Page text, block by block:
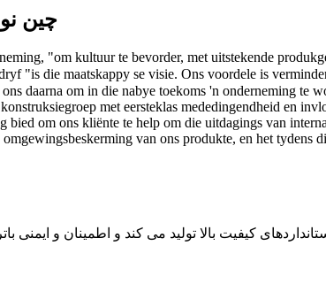
چین نور فیبر نوری ۲۴
"om kultuur te bevorder, met uitstekende
"is die maatskappy se visie. Ons voordele is
met eersteklas mededingendheid en
om ons kliënte te help om die uitdagings van
van ons produkte, en het tydens